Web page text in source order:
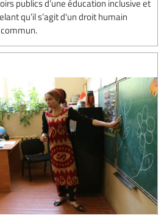
publics d’une éducation inclusive et
qu’il s’agit d'un droit humain